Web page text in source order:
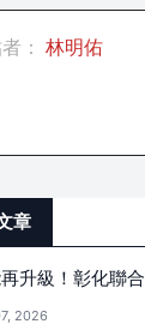
： 林明佑
章
升級！彰化聯
2026